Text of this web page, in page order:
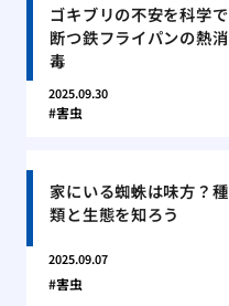
ゴキブリの不安を科学で
断つ鉄フライパンの熱消
毒
2025.09.30
害虫
家にいる蜘蛛は味方？種
類と生態を知ろう
2025.09.07
害虫